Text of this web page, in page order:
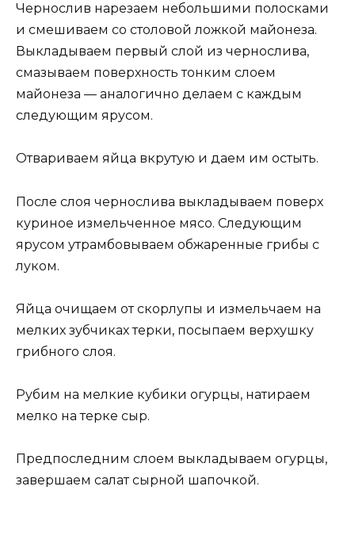
Чернослив нарезаем небольшими полосками
и смешиваем со столовой ложкой майонеза.
Выкладываем первый слой из чернослива,
смазываем поверхность тонким слоем
майонеза — аналогично делаем с каждым
следующим ярусом.
Отвариваем яйца вкрутую и даем им остыть.
После слоя чернослива выкладываем поверх
куриное измельченное мясо. Следующим
ярусом утрамбовываем обжаренные грибы с
луком.
Яйца очищаем от скорлупы и измельчаем на
мелких зубчиках терки, посыпаем верхушку
грибного слоя.
Рубим на мелкие кубики огурцы, натираем
мелко на терке сыр.
Предпоследним слоем выкладываем огурцы,
завершаем салат сырной шапочкой.